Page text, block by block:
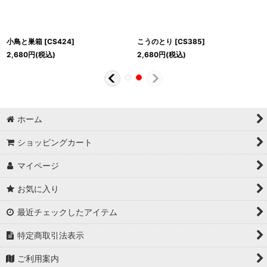
小鳥と巣箱 [CS424]
2,680円(税込)
こうのとり [CS385]
2,680円(税込)
ホーム
ショッピングカート
マイページ
お気に入り
最近チェックしたアイテム
特定商取引法表示
ご利用案内